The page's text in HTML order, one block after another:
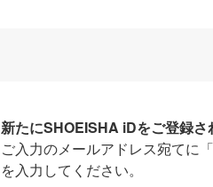
新たにSHOEISHA iDをご登録さ
ご入力のメールアドレス宛てに
を入力してください。